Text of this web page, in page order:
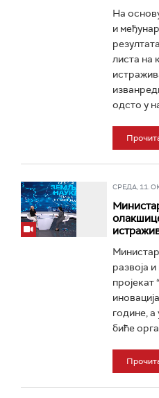
На
и
листа на
одсто у
СРЕДА, 11.
развоја
пројекат
године,
биће